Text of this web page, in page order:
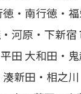
・南行徳・
河原・下新宿
田 大和田・
新田・相之